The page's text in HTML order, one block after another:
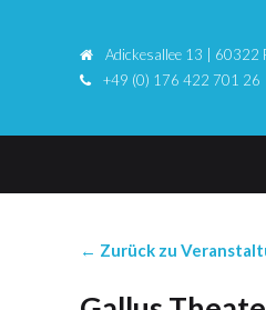
Adickesallee 13 | 60322
+49 (0) 176 422 701 26
← Zurück zu